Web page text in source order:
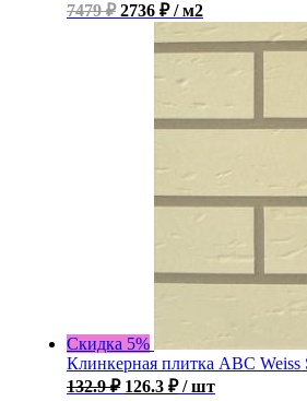
7479 ₽2736 ₽ / м2
Скидка 5%
Клинкерная плитка ABC Weiss
132.9₽ 126.3 ₽ / шт